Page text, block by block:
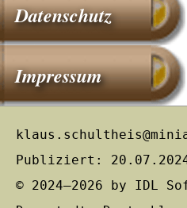
Datenschutz
Impressum
Publiziert:
© 2024–2026 by IDL